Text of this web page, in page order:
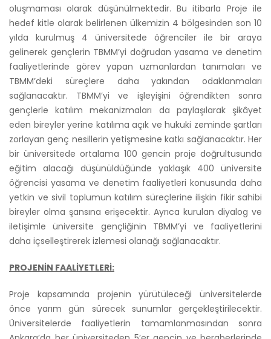
oluşmaması olarak düşünülmektedir. Bu itibarla Proje ile
hedef kitle olarak belirlenen ülkemizin 4 bölgesinden son 10
yılda kurulmuş 4 üniversitede öğrenciler ile bir araya
gelinerek gençlerin TBMM’yi doğrudan yasama ve denetim
faaliyetlerinde görev yapan uzmanlardan tanımaları ve
TBMM’deki süreçlere daha yakından odaklanmaları
sağlanacaktır. TBMM’yi ve işleyişini öğrendikten sonra
gençlerle katılım mekanizmaları da paylaşılarak şikâyet
eden bireyler yerine katılıma açık ve hukuki zeminde şartları
zorlayan genç nesillerin yetişmesine katkı sağlanacaktır. Her
bir üniversitede ortalama 100 gencin proje doğrultusunda
eğitim alacağı düşünüldüğünde yaklaşık 400 üniversite
öğrencisi yasama ve denetim faaliyetleri konusunda daha
yetkin ve sivil toplumun katılım süreçlerine ilişkin fikir sahibi
bireyler olma şansına erişecektir. Ayrıca kurulan diyalog ve
iletişimle üniversite gençliğinin TBMM’yi ve faaliyetlerini
daha içselleştirerek izlemesi olanağı sağlanacaktır.
PROJENİN FAALİYETLERİ:
Proje kapsamında projenin yürütüleceği üniversitelerde
önce yarım gün sürecek sunumlar gerçekleştirilecektir.
Üniversitelerde faaliyetlerin tamamlanmasından sonra